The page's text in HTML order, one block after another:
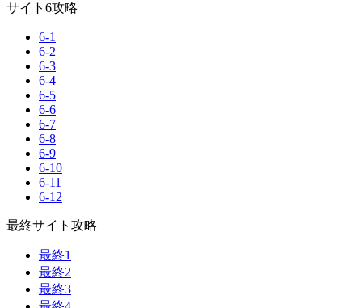
サイト6攻略
6-1
6-2
6-3
6-4
6-5
6-6
6-7
6-8
6-9
6-10
6-11
6-12
最終サイト攻略
最終1
最終2
最終3